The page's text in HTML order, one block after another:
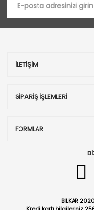
İLETİŞİM
SİPARİŞ İŞLEMLERİ
FORMLAR
BİLKAR